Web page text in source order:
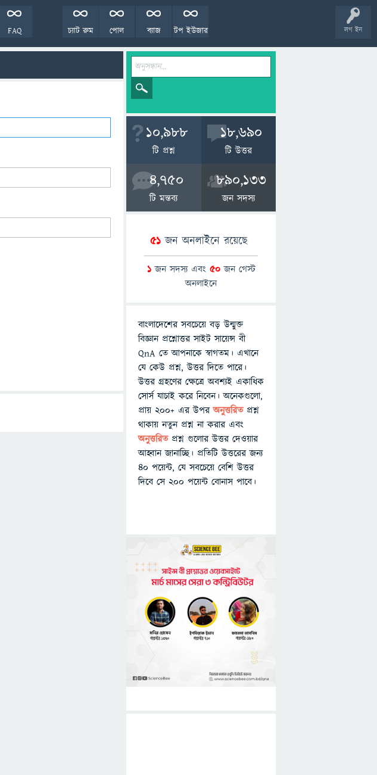
লগ ইন
FAQ টপ ইউজার
ব্যাজ
পোল
চ্যাট রুম
10,988
টি প্রশ্ন
18,690
টি উত্তর
4,750
টি মন্তব্য
890,133
জন সদস্য
51জন অনলাইনে রয়েছে
1জন সদস্য এবং 50জন গেস্ট
অনলাইনে
বাংলাদেশের সবচেয়ে বড় উন্মুক্ত
বিজ্ঞান প্রশ্নোত্তর সাইট সায়েন্স বী
QnA তে আপনাকে স্বাগতম। এখানে
যে কেউ প্রশ্ন, উত্তর দিতে পারে।
উত্তর গ্রহণের ক্ষেত্রে অবশ্যই একাধিক
সোর্স যাচাই করে নিবেন। অনেকগুলো,
প্রায় ২০০+ এর উপরঅনুত্তরিতপ্রশ্ন
থাকায় নতুন প্রশ্ন না করার এবং
অনুত্তরিত প্রশ্ন গুলোর উত্তর দেওয়ার
আহ্বান জানাচ্ছি। প্রতিটি উত্তরের জন্য
৪০ পয়েন্ট, যে সবচেয়ে বেশি উত্তর
দিবে সে ২০০ পয়েন্ট বোনাস পাবে।